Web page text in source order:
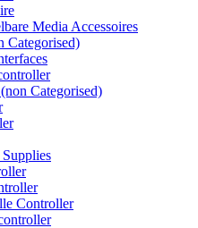
Media Accessoires
Categorised)
Categorised)
Controller